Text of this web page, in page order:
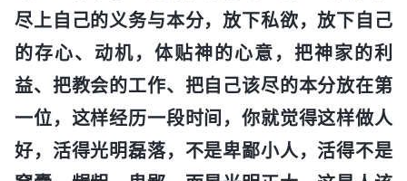
尽上自己的义务与本分，放下私欲，放下自己
的存心、动机，体贴神的心意，把神家的利
益、把教会的工作、把自己该尽的本分放在第
一位，这样经历一段时间，你就觉得这样做人
好，活得光明磊落，不是卑鄙小人，活得不是